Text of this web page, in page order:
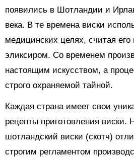
появились в Шотландии и
века. В те времена виски
медицинских целях, считая
эликсиром. Со временем
настоящим искусством, а
строго охраняемой тайной.
Каждая страна имеет свои
рецепты приготовления виски.
шотландский виски (скотч)
строгим регламентом